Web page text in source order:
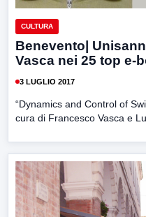
CULTURA
Benevento|
Vasca nei 25 top e-
3 LUGLIO 2017
“Dynamics and Control of
cura di Francesco Vasca e